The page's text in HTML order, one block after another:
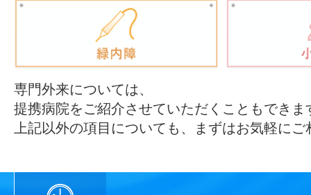
専門外来については、
提携病院をご紹介させていただくこともできま
上記以外の項目についても、まずはお気軽に